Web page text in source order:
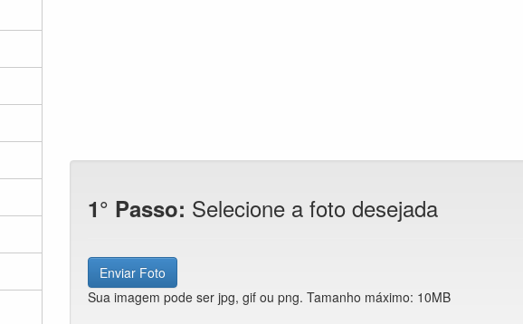
1° Passo: Selecione a foto desejada
Enviar Foto
Sua imagem pode ser jpg, gif ou png. Tamanho máximo: 10MB